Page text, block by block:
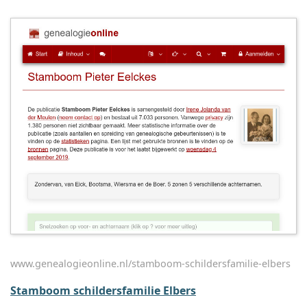
www.genealogieonline.nl/stamboom-schildersfamilie-elbers
Stamboom schildersfamilie Elbers